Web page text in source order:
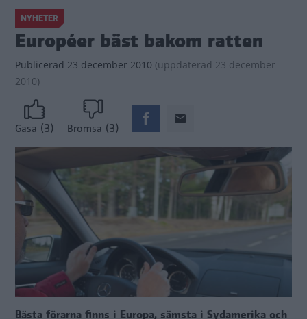
NYHETER
Européer bäst bakom ratten
Publicerad 23 december 2010 (uppdaterad 23 december
2010)
Gasa (3) Bromsa (3)
Bästa förarna finns i Europa, sämsta i Sydamerika och